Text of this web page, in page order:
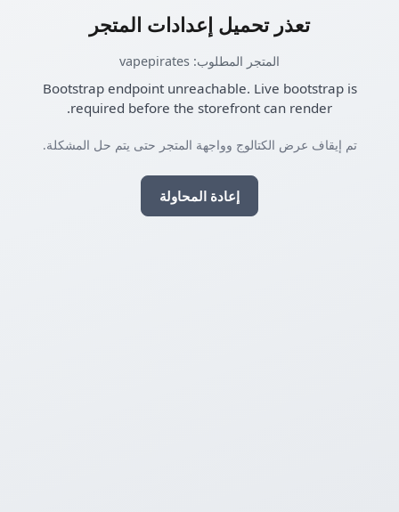
تعذر تحميل إعدادات المتجر
المتجر المطلوب: vapepirates
Bootstrap endpoint unreachable. Live bootstrap is
required before the storefront can render.
تم إيقاف عرض الكتالوج وواجهة المتجر حتى يتم حل المشكلة.
إعادة المحاولة